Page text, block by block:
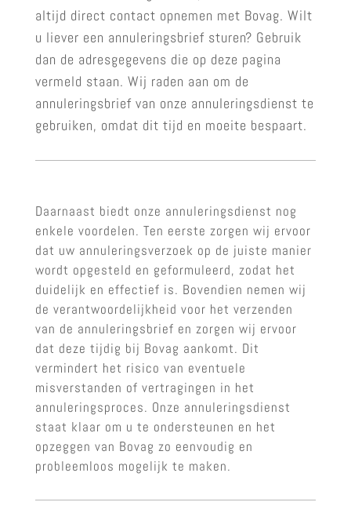
altijd direct contact opnemen met Bovag. Wilt
u liever een annuleringsbrief sturen? Gebruik
dan de adresgegevens die op deze pagina
vermeld staan. Wij raden aan om de
annuleringsbrief van onze annuleringsdienst te
gebruiken, omdat dit tijd en moeite bespaart.
Daarnaast biedt onze annuleringsdienst nog
enkele voordelen. Ten eerste zorgen wij ervoor
dat uw annuleringsverzoek op de juiste manier
wordt opgesteld en geformuleerd, zodat het
duidelijk en effectief is. Bovendien nemen wij
de verantwoordelijkheid voor het verzenden
van de annuleringsbrief en zorgen wij ervoor
dat deze tijdig bij Bovag aankomt. Dit
vermindert het risico van eventuele
misverstanden of vertragingen in het
annuleringsproces. Onze annuleringsdienst
staat klaar om u te ondersteunen en het
opzeggen van Bovag zo eenvoudig en
probleemloos mogelijk te maken.